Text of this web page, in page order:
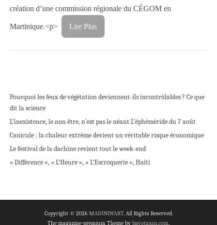
création d’une commission régionale du CÉGOM en
Martinique.<p> Lire Plus
Pourquoi les feux de végétation deviennent-ils incontrôlables ? Ce que
dit la science
L’inexistence, le non être, n’est pas le néant.L’éphéméride du 7 août
Canicule : la chaleur extrême devient un véritable risque économique
Le festival de la dachine revient tout le week-end
« Différence », « L’Heure », « L’Escroquerie », Haïti
Copyright © 2026 MADININ'ART. All Rights Reserved.
The magazine-premium Theme by bavotasan.com.